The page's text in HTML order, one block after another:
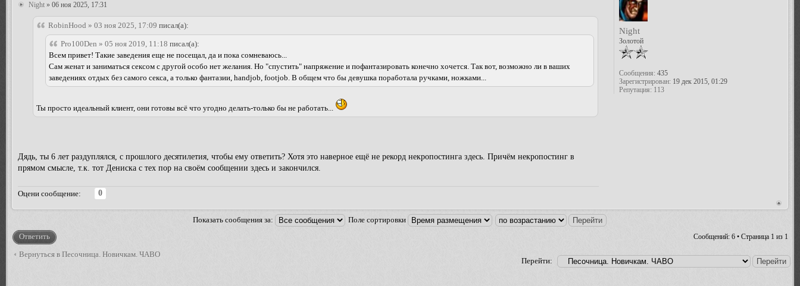
Night » 06 ноя 2025, 17:31
RobinHood » 03 ноя 2025, 17:09 писал(а):
Pro100Den » 05 ноя 2019, 11:18 писал(а):
Всем привет! Такие заведения еще не посещал, да и пока сомневаюсь...
Сам женат и заниматься сексом с другой особо нет желания. Но "спустить" напряжение и пофантазировать конечно хочется. Так вот, возможно ли в ваших
заведениях отдых без самого секса, а только фантазии, handjob, footjob. В общем что бы девушка поработала ручками, ножками...
Ты просто идеальный клиент, они готовы всё что угодно делать-только бы не работать...
Дядь, ты 6 лет раздуплялся, с прошлого десятилетия, чтобы ему ответить? Хотя это наверное ещё не рекорд некропостинга здесь. Причём некропостинг в
прямом смысле, т.к. тот Дениска с тех пор на своём сообщении здесь и закончился.
Оцени сообщение: 0
Night
Золотой
Сообщения:435
Зарегистрирован:19 дек 2015, 01:29
Репутация: 113
Показать сообщения за:
Поле сортировки
Ответить
Сообщений: 6 • Страница 1 из 1
Вернуться в Песочница. Новичкам. ЧАВО
Перейти: